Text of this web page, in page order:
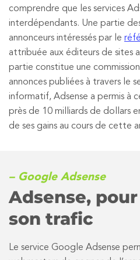
comprendre que les services
interdépendants. Une partie
annonceurs intéressés par le
attribuée aux éditeurs de sites
partie constitue une
annonces publiées à travers le
informatif, Adsense a permis à
près de 10 milliards de dollars
de ses gains au cours de cette
– Google Adsense
Adsense,
son trafic
Le service Google Adsense